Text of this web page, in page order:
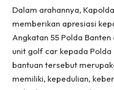
Dalam arahannya,
memberikan apresiasi
Angkatan 55 Polda
unit golf car kepada Polda
bantuan tersebut
memiliki, kepedulian,